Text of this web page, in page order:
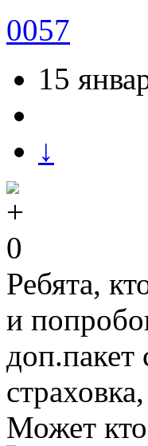
0057
15
↓
0
Ребята,
и
Может